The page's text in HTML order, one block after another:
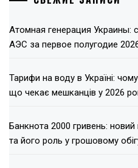
Атомная генерация Украины:
АЭС за первое полугодие
Тарифи на воду в Україні:
що чекає мешканців у 2026
Банкнота 2000 гривень: новий
та його роль у грошовому